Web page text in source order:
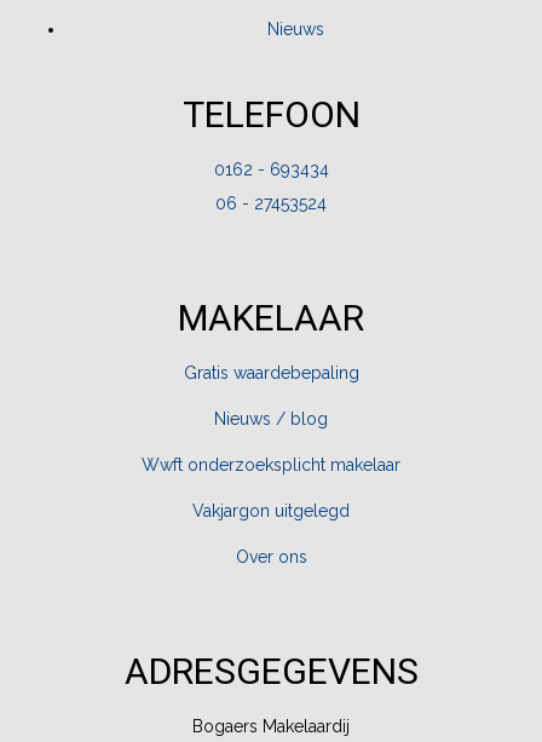
Nieuws
TELEFOON
0162 - 693434
06 - 27453524
MAKELAAR
Gratis waardebepaling
Nieuws / blog
Wwft onderzoeksplicht makelaar
Vakjargon uitgelegd
Over ons
ADRESGEGEVENS
Bogaers Makelaardij